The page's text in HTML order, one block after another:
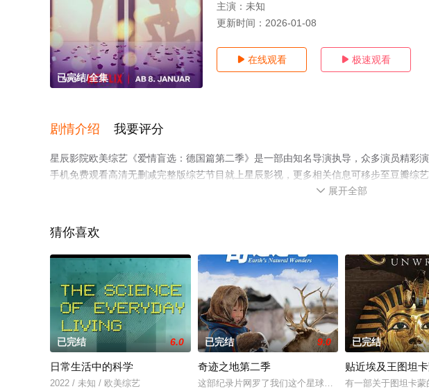
已完结/全集
主演： 未知
更新时间： 2026-01-08
 在线观看  极速观看
剧情介绍 我要评分
星辰影院欧美综艺《爱情盲选：德国篇第二季》是一部由知名导演执导，众多演员精彩
手机免费观看高清无删减完整版综艺节目就上星辰影视，更多相关信息可移步至豆瓣综
 展开全部
猜你喜欢
已完结 6.0
日常生活中的科学
2022 / 未知 / 欧美综艺
已完结 9.0
奇迹之地第二季
这部纪录片网罗了我们这个星球上伟大的自然奇观，这些
已完结
贴近埃及王图坦
有一部关于图坦卡蒙